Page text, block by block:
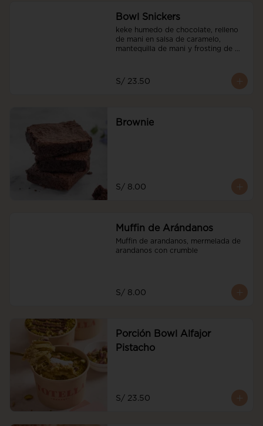
Bowl Snickers
keke humedo de chocolate, relleno
de mani en salsa de caramelo,
mantequilla de mani y frosting de
S/ 23.50
Brownie
S/ 8.00
Muffin de Arándanos
Muffin de arandanos, mermelada de
arandanos con crumble
S/ 8.00
Porción Bowl Alfajor
Pistacho
S/ 23.50